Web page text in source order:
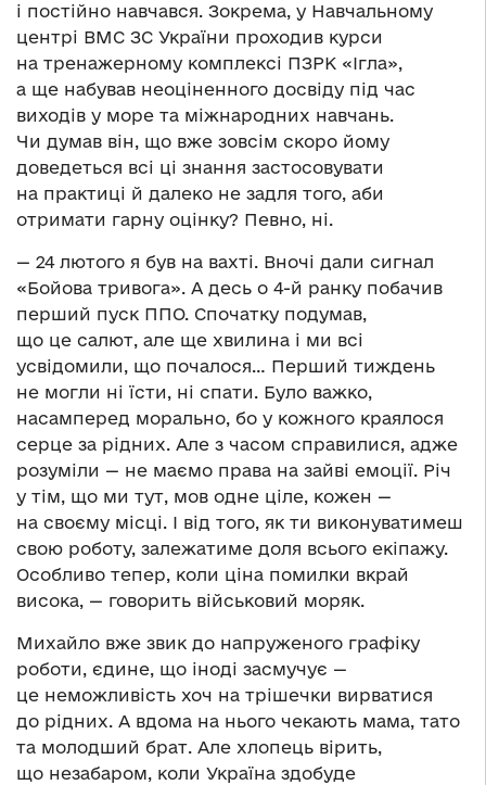
і постійно навчався. Зокрема, у Навчальному
центрі ВМС ЗС України проходив курси
на тренажерному комплексі ПЗРК «Ігла»,
а ще набував неоціненного досвіду під час
виходів у море та міжнародних навчань.
Чи думав він, що вже зовсім скоро йому
доведеться всі ці знання застосовувати
на практиці й далеко не задля того, аби
отримати гарну оцінку? Певно, ні.
— 24 лютого я був на вахті. Вночі дали сигнал
«Бойова тривога». А десь о 4-й ранку побачив
перший пуск ППО. Спочатку подумав,
що це салют, але ще хвилина і ми всі
усвідомили, що почалося… Перший тиждень
не могли ні їсти, ні спати. Було важко,
насамперед морально, бо у кожного краялося
серце за рідних. Але з часом справилися, адже
розуміли — не маємо права на зайві емоції. Річ
у тім, що ми тут, мов одне ціле, кожен —
на своєму місці. І від того, як ти виконуватимеш
свою роботу, залежатиме доля всього екіпажу.
Особливо тепер, коли ціна помилки вкрай
висока, — говорить військовий моряк.
Михайло вже звик до напруженого графіку
роботи, єдине, що іноді засмучує —
це неможливість хоч на трішечки вирватися
до рідних. А вдома на нього чекають мама, тато
та молодший брат. Але хлопець вірить,
що незабаром, коли Україна здобуде